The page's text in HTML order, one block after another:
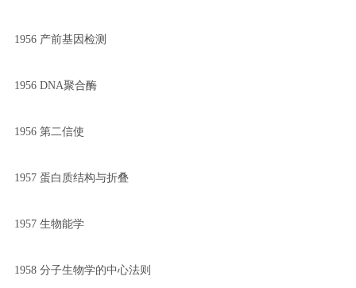
1956 产前基因检测
1956 DNA聚合酶
1956 第二信使
1957 蛋白质结构与折叠
1957 生物能学
1958 分子生物学的中心法则